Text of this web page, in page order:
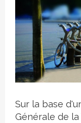
Crédit photo
Sur la base
Générale de